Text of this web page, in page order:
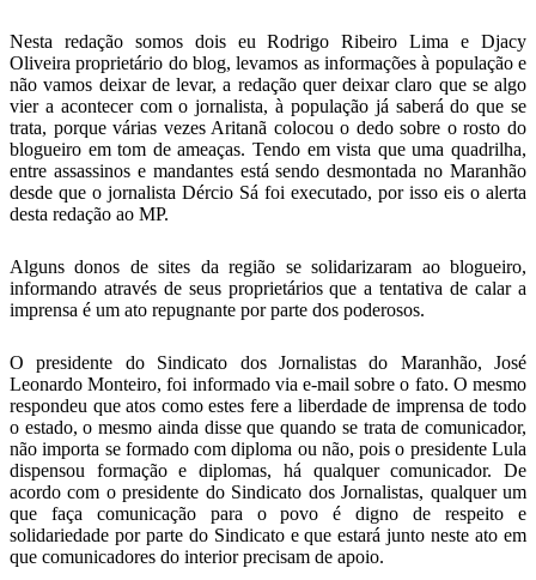
Nesta redação somos dois eu Rodrigo Ribeiro Lima e Djacy
Oliveira proprietário do blog, levamos as informações à população e
não vamos deixar de levar, a redação quer deixar claro que se algo
vier a acontecer com o jornalista, à população já saberá do que se
trata, porque várias vezes Aritanã colocou o dedo sobre o rosto do
blogueiro em tom de ameaças. Tendo em vista que uma quadrilha,
entre assassinos e mandantes está sendo desmontada no Maranhão
desde que o jornalista Dércio Sá foi executado, por isso eis o alerta
desta redação ao MP.
Alguns donos de sites da região se solidarizaram ao blogueiro,
informando através de seus proprietários que a tentativa de calar a
imprensa é um ato repugnante por parte dos poderosos.
O presidente do Sindicato dos Jornalistas do Maranhão, José
Leonardo Monteiro, foi informado via e-mail sobre o fato. O mesmo
respondeu que atos como estes fere a liberdade de imprensa de todo
o estado, o mesmo ainda disse que quando se trata de comunicador,
não importa se formado com diploma ou não, pois o presidente Lula
dispensou formação e diplomas, há qualquer comunicador. De
acordo com o presidente do Sindicato dos Jornalistas, qualquer um
que faça comunicação para o povo é digno de respeito e
solidariedade por parte do Sindicato e que estará junto neste ato em
que comunicadores do interior precisam de apoio.